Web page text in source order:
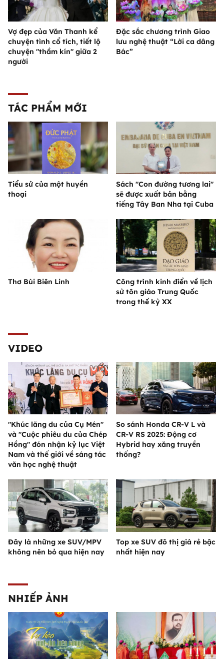
Vợ đẹp của Văn Thanh kể
chuyện tình cổ tích, tiết lộ
chuyện "thầm kín" giữa 2
người
Đặc sắc chương trình Giao
lưu nghệ thuật “Lời ca dâng
Bác”
TÁC PHẨM MỚI
Tiểu sử của một huyền
thoại
Sách "Con đường tương lai"
sẽ được xuất bản bằng
tiếng Tây Ban Nha tại Cuba
Thơ Bùi Biên Linh
Công trình kinh điển về lịch
sử tôn giáo Trung Quốc
trong thế kỷ XX
VIDEO
"Khúc lãng du của Cụ Mén"
và "Cuộc phiêu du của Chép
Hồng" đón nhận kỷ lục Việt
Nam và thế giới về sáng tác
văn học nghệ thuật
So sánh Honda CR-V L và
CR-V RS 2025: Động cơ
Hybrid hay xăng truyền
thống?
Đây là những xe SUV/MPV
không nên bỏ qua hiện nay
Top xe SUV đô thị giá rẻ bậc
nhất hiện nay
NHIẾP ẢNH